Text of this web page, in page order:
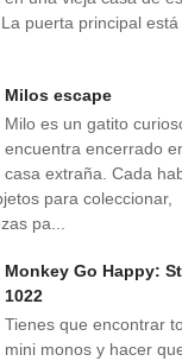
puerta principal
Milos escape
Milo es un gatito
encuentra encerrado
casa extraña. Cada
para coleccionar,
pa...
Monkey Go Happy:
1022
Tienes que encontrar
mini monos y hacer